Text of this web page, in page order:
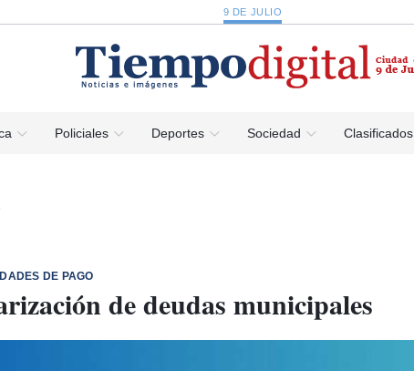
9 DE JULIO
Policiales Deportes Sociedad Clasificados
DE PAGO
de deudas municipales